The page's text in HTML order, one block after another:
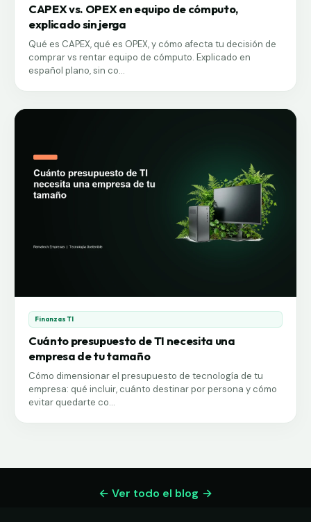
CAPEX vs. OPEX en equipo de cómputo,
explicado sin jerga
Qué es CAPEX, qué es OPEX, y cómo afecta tu decisión de
comprar vs rentar equipo de cómputo. Explicado en
español plano, sin co...
Finanzas TI
Cuánto presupuesto de TI necesita una
empresa de tu tamaño
Cómo dimensionar el presupuesto de tecnología de tu
empresa: qué incluir, cuánto destinar por persona y cómo
evitar quedarte co...
← Ver todo el blog